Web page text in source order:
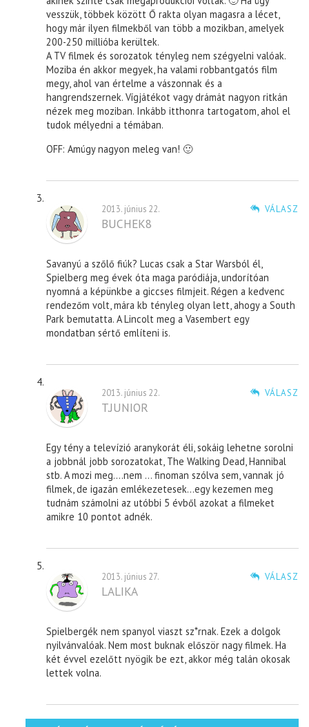
vesszük, többek között Ő rakta olyan magasra a lécet,
hogy már ilyen filmekből van több a mozikban, amelyek
200-250 millióba kerültek.
A TV filmek és sorozatok tényleg nem szégyelni valóak.
Moziba én akkor megyek, ha valami robbantgatós film
megy, ahol van értelme a vászonnak és a
hangrendszernek. Vígjátékot vagy drámát nagyon ritkán
nézek meg moziban. Inkább itthonra tartogatom, ahol el
tudok mélyedni a témában.
OFF: Amúgy nagyon meleg van! 🙂
VÁLASZ
2013. június 22.
BUCHEK8
Savanyú a szőlő fiúk? Lucas csak a Star Warsból él,
Spielberg meg évek óta maga paródiája, undorítóan
nyomná a képünkbe a giccses filmjeit. Régen a kedvenc
rendezőm volt, mára kb tényleg olyan lett, ahogy a South
Park bemutatta. A Lincolt meg a Vasembert egy
mondatban sértő említeni is.
VÁLASZ
2013. június 22.
T.JUNIOR
Egy tény a televízió aranykorát éli, sokáig lehetne sorolni
a jobbnál jobb sorozatokat, The Walking Dead, Hannibal
stb. A mozi meg….nem … finoman szólva sem, vannak jó
filmek, de igazán emlékezetesek…egy kezemen meg
tudnám számolni az utóbbi 5 évből azokat a filmeket
amikre 10 pontot adnék.
VÁLASZ
2013. június 27.
LALIKA
Spielbergék nem spanyol viaszt sz*rnak. Ezek a dolgok
nyilvánvalóak. Nem most buknak először nagy filmek. Ha
két évvel ezelőtt nyögik be ezt, akkor még talán okosak
lettek volna.